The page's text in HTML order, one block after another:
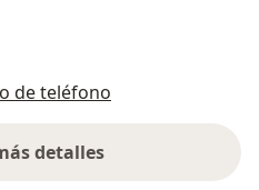
de teléfono
detalles
sobre la dirección